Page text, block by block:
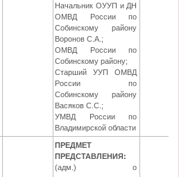
Начальник ОУУП и ДН
ОМВД России по
Собинскому району
Воронов С.А.;
ОМВД России по
Собинскому району;
Старший УУП ОМВД
России по
Собинскому району
Васяков С.С.;
УМВД России по
Владимирской области
ПРЕДМЕТ
ПРЕДСТАВЛЕНИЯ:
(адм.) о